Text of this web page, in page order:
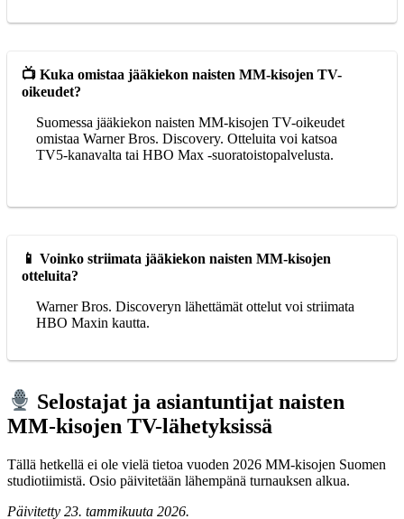
📺 Kuka omistaa jääkiekon naisten MM-kisojen TV-
oikeudet?
Suomessa jääkiekon naisten MM-kisojen TV-oikeudet
omistaa Warner Bros. Discovery. Otteluita voi katsoa
TV5-kanavalta tai HBO Max -suoratoistopalvelusta.
📱 Voinko striimata jääkiekon naisten MM-kisojen
otteluita?
Warner Bros. Discoveryn lähettämät ottelut voi striimata
HBO Maxin kautta.
Selostajat ja asiantuntijat naisten
MM-kisojen TV-lähetyksissä
Tällä hetkellä ei ole vielä tietoa vuoden 2026 MM-kisojen Suomen
studiotiimistä. Osio päivitetään lähempänä turnauksen alkua.
Päivitetty 23. tammikuuta 2026.